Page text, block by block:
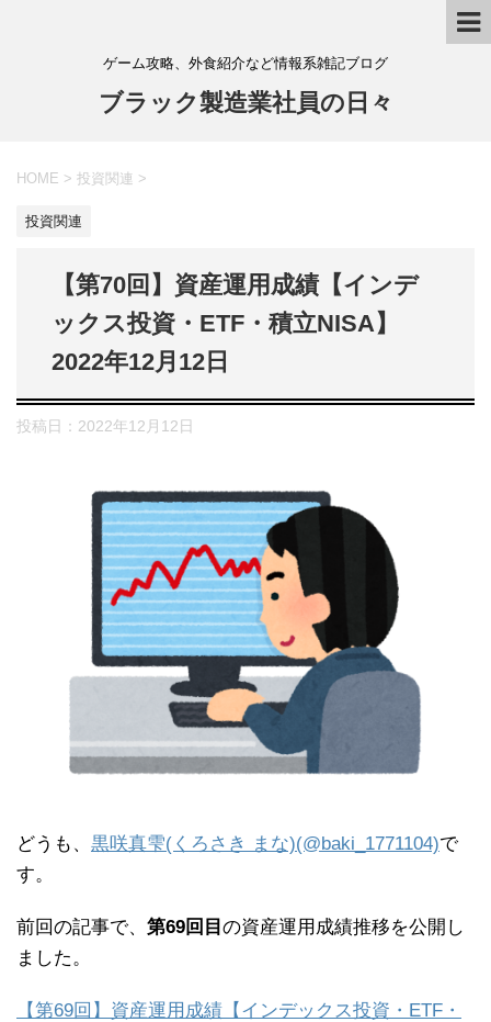
ゲーム攻略、外食紹介など情報系雑記ブログ
ブラック製造業社員の日々
HOME > 投資関連 >
投資関連
【第70回】資産運用成績【インデ
ックス投資・ETF・積立NISA】
2022年12月12日
投稿日： 2022年12月12日
どうも、 黒咲真雫(くろさき まな)(@baki_1771104)で
す。
前回の記事で、 第69回目 の資産運用成績推移を公開し
ました。
【第69回】資産運用成績【インデックス投資・ETF・